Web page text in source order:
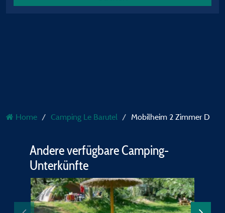
Home Camping Le Barutel Mobilheim 2 Zimmer D
Andere verfügbare Camping-
Unterkünfte